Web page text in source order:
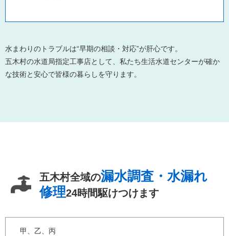
水まわりのトラブルは“早期の相談・対応”が肝心です。
五木村の水道局指定工事店として、私たち生活水道センターが確か
な技術と安心で皆様の暮らしを守ります。
五木村全域の漏水調査・水漏れ
修理24時間駆けつけます
甲、乙、丙